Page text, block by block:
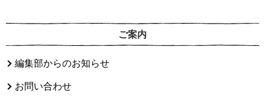
ご案内
編集部からのお知らせ
お問い合わせ